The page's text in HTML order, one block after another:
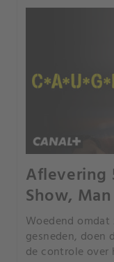
Aflevering
Show, Man
Woedend
gesneden, doen
de controle over